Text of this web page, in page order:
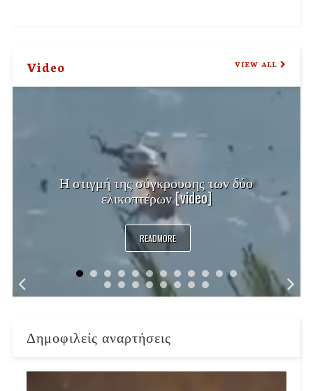
Video VIEW ALL
Η στιγμή της σύγκρουσης των δύο
ελικοπτέρων [video]
READMORE
Δημοφιλείς αναρτήσεις